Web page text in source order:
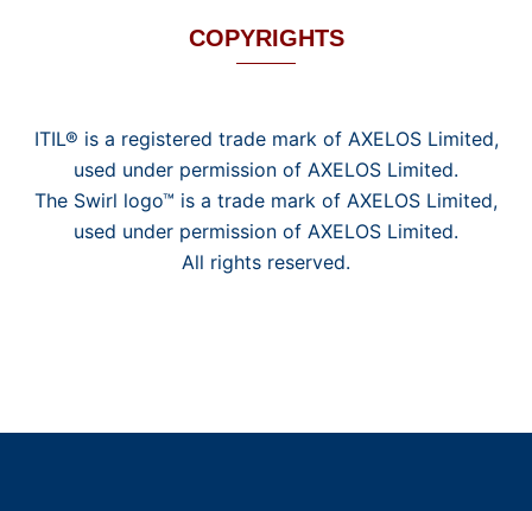
COPYRIGHTS
ITIL® is a registered trade mark of AXELOS Limited,
used under permission of AXELOS Limited.
The Swirl logo™ is a trade mark of AXELOS Limited,
used under permission of AXELOS Limited.
All rights reserved.